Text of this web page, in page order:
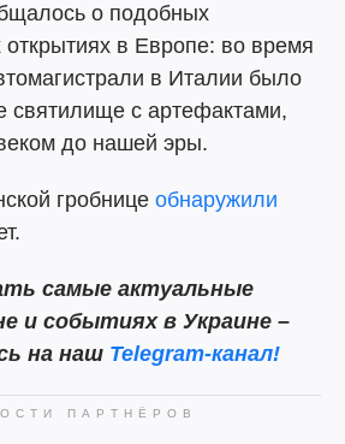
о подобных
открытиях в Европе: во время
в Италии было
святилище с артефактами,
до нашей эры.
гробнице обнаружили
самые актуальные
и событиях в Украине –
на наш Telegram-канал!